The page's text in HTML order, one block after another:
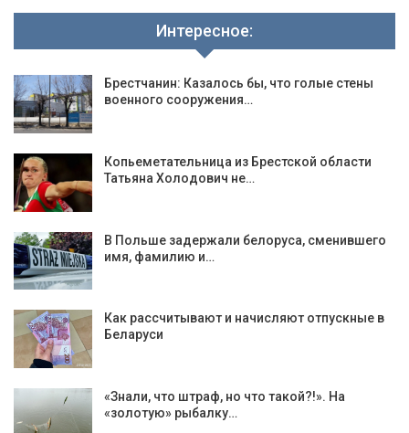
Интересное:
Брестчанин: Казалось бы, что голые стены
военного сооружения…
Копьеметательница из Брестской области
Татьяна Холодович не…
В Польше задержали белоруса, сменившего
имя, фамилию и…
Как рассчитывают и начисляют отпускные в
Беларуси
«Знали, что штраф, но что такой?!». На
«золотую» рыбалку…